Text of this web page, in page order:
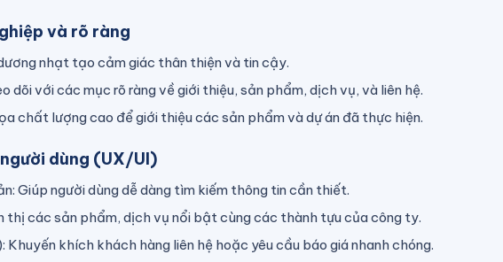
và rõ ràng
nhạt tạo cảm giác thân thiện và tin cậy.
dõi với các mục rõ ràng về giới thiệu, sản phẩm, dịch vụ, và liên hệ.
chất lượng cao để giới thiệu các sản phẩm và dự án đã thực hiện.
dùng (UX/UI)
Giúp người dùng dễ dàng tìm kiếm thông tin cần thiết.
thị các sản phẩm, dịch vụ nổi bật cùng các thành tựu của công ty.
Khuyến khích khách hàng liên hệ hoặc yêu cầu báo giá nhanh chóng.